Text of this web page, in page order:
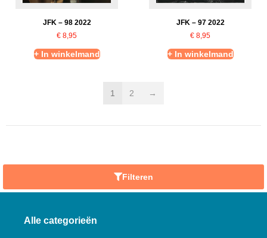
JFK – 98 2022
€ 8,95
+ In winkelmand
JFK – 97 2022
€ 8,95
+ In winkelmand
1 2 →
Filteren
Alle categorieën